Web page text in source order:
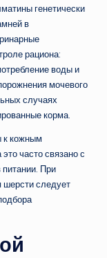
генетически
в
рациона:
воды и
мочевого
случаях
корма.
к кожным
часто связано с
При
шерсти следует